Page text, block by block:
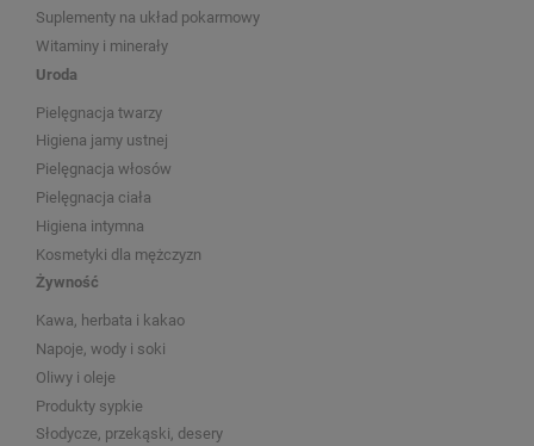
Suplementy na układ pokarmowy
Witaminy i minerały
Uroda
Pielęgnacja twarzy
Higiena jamy ustnej
Pielęgnacja włosów
Pielęgnacja ciała
Higiena intymna
Kosmetyki dla mężczyzn
Żywność
Kawa, herbata i kakao
Napoje, wody i soki
Oliwy i oleje
Produkty sypkie
Słodycze, przekąski, desery